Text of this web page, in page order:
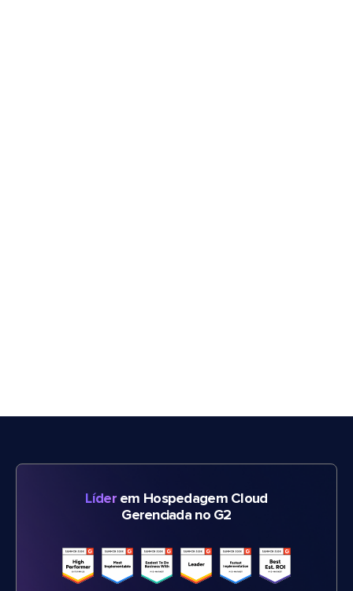
Líderem Hospedagem Cloud
Gerenciada no G2